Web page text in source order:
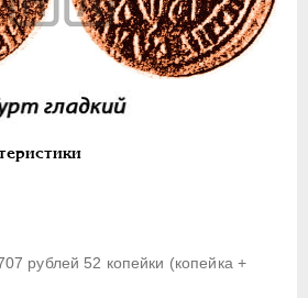
рублей 52 копейки (копейка +
1727
1730-1740
1796